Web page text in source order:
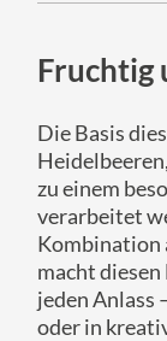
Fruchtig
Die Basis
zu einem
verarbeitet
Kombination
macht diesen
jeden Anlass
oder in